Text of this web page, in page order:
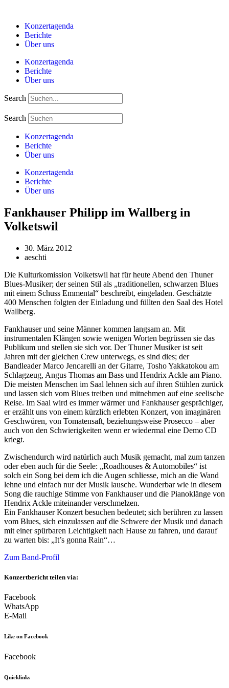
springenKonzertagenda
Berichte
Über uns
Konzertagenda
Berichte
Über uns
Search
Search
Konzertagenda
Berichte
Über uns
Konzertagenda
Berichte
Über uns
Fankhauser Philipp im Wallberg in
Volketswil
30. März 2012
aeschti
Die Kulturkomission Volketswil hat für heute Abend den Thuner
Blues-Musiker; der seinen Stil als „traditionellen, schwarzen Blues
mit einem Schuss Emmental“ beschreibt, eingeladen. Geschätzte
400 Menschen folgten der Einladung und füllten den Saal des Hotel
Wallberg.
Fankhauser und seine Männer kommen langsam an. Mit
instrumentalen Klängen sowie wenigen Worten begrüssen sie das
Publikum und stellen sie sich vor. Der Thuner Musiker ist seit
Jahren mit der gleichen Crew unterwegs, es sind dies; der
Bandleader Marco Jencarelli an der Gitarre, Tosho Yakkatokou am
Schlagzeug, Angus Thomas am Bass und Hendrix Ackle am Piano.
Die meisten Menschen im Saal lehnen sich auf ihren Stühlen zurück
und lassen sich vom Blues treiben und mitnehmen auf eine seelische
Reise. Im Saal wird es immer wärmer und Fankhauser gesprächiger,
er erzählt uns von einem kürzlich erlebten Konzert, von imaginären
Geschwüren, von Tomatensaft, beziehungsweise Prosecco – aber
auch von den Schwierigkeiten wenn er wiedermal eine Demo CD
kriegt.
Zwischendurch wird natürlich auch Musik gemacht, mal zum tanzen
oder eben auch für die Seele: „Roadhouses & Automobiles“ ist
solch ein Song bei dem ich die Augen schliesse, mich an die Wand
lehne und einfach nur der Musik lausche. Wunderbar wie in diesem
Song die rauchige Stimme von Fankhauser und die Pianoklänge von
Hendrix Ackle miteinander verschmelzen.
Ein Fankhauser Konzert besuchen bedeutet; sich berühren zu lassen
vom Blues, sich einzulassen auf die Schwere der Musik und danach
mit einer spürbaren Leichtigkeit nach Hause zu fahren, und darauf
zu warten bis: „It’s gonna Rain“…
Zum Band-Profil
Konzertbericht teilen via:
Facebook
WhatsApp
E-Mail
Like on Facebook
Facebook
Quicklinks